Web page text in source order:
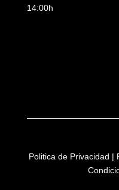
14:00h
Politica de Privacidad |